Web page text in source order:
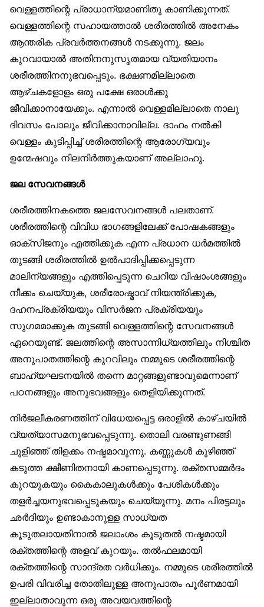
വെള്ളത്തിന്റെ പ്രാധാന്യമാണിതു കാണിക്കുന്നത്.
വെള്ളത്തിന്റെ സഹായത്താൽ ശരീരത്തിൽ അനേകം
ആന്തരിക പ്രവർത്തനങ്ങൾ നടക്കുന്നു. ജലം
കുറവായാൽ അതിനനുസൃതമായ വ്യതിയാനം
ശരീരത്തിനനുഭവപ്പെടും. ഭക്ഷണമില്ലാതെ
ആഴ്ചകളോളം ഒരു പക്ഷേ ഒരാൾക്കു
ജീവിക്കാനായേക്കും. എന്നാൽ വെള്ളമില്ലാതെ നാലു
ദിവസം പോലും ജീവിക്കാനാവില്ല. ദാഹം നൽകി
വെള്ളം കുടിപ്പിച്ച് ശരീരത്തിന്റെ ആരോഗ്യവും
ഉന്മേഷവും നിലനിർത്തുകയാണ് അല്ലാഹു.
ജല സേവനങ്ങൾ
ശരീരത്തിനകത്തെ ജലസേവനങ്ങൾ പലതാണ്.
ശരീരത്തിന്റെ വിവിധ ഭാഗങ്ങളിലേക്ക് പോഷകങ്ങളും
ഓക്‌സിജനും എത്തിക്കുക എന്ന പ്രധാന ധർമത്തിൽ
തുടങ്ങി ശരീരത്തിൽ ഉൽപാദിപ്പിക്കപ്പെടുന്ന
മാലിന്യങ്ങളും എത്തിപ്പെടുന്ന ചെറിയ വിഷാംശങ്ങളും
നീക്കം ചെയ്യുക, ശരീരോഷ്മാവ് നിയന്ത്രിക്കുക,
ദഹനപ്രക്രിയയും വിസർജന പ്രക്രിയയും
സുഗമമാക്കുക തുടങ്ങി വെള്ളത്തിന്റെ സേവനങ്ങൾ
ഏറെയുണ്ട്. ജലത്തിന്റെ അസാന്നിധ്യത്തിലും നിശ്ചിത
അനുപാതത്തിന്റെ കുറവിലും നമ്മുടെ ശരീരത്തിന്റെ
ബാഹ്യഘടനയിൽ തന്നെ മാറ്റങ്ങളുണ്ടാവുമെന്നാണ്
പഠനങ്ങളും അനുഭവങ്ങളും തെളിയിക്കുന്നത്.
നിർജലീകരണത്തിന് വിധേയപ്പെട്ട ഒരാളിൽ കാഴ്ചയിൽ
വ്യത്യാസമനുഭവപ്പെടുന്നു. തൊലി വരണ്ടുണങ്ങി
ചുളിഞ്ഞ് തിളക്കം നഷ്ടമാവുന്നു. കണ്ണുകൾ കുഴിഞ്ഞ്
കടുത്ത ക്ഷീണിതനായി കാണപ്പെടുന്നു. രക്തസമ്മർദം
കുറയുകയും കൈകാലുകൾക്കും പേശികൾക്കും
തളർച്ചയനുഭവപ്പെടുകയും ചെയ്യുന്നു. മനം പിരട്ടലും
ഛർദിയും ഉണ്ടാകാനുള്ള സാധ്യത
കൂടുതലായതിനാൽ ജലാംശം കൂടുതൽ നഷ്ടമായി
രക്തത്തിന്റെ അളവ് കുറയും. തൽഫലമായി
രക്തത്തിന്റെ സാന്ദ്രത വർധിക്കും. നമ്മുടെ ശരീരത്തിൽ
ഉപരി വിവരിച്ച തോതിലുള്ള അനുപാതം പൂർണമായി
ഇല്ലാതാവുന്ന ഒരു അവയവത്തിന്റെ